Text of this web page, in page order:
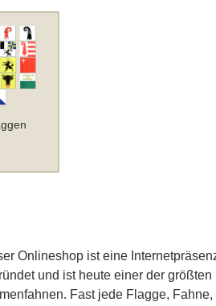
Onlineshop ist eine
und ist heute einer der
Fast jede Flagge,